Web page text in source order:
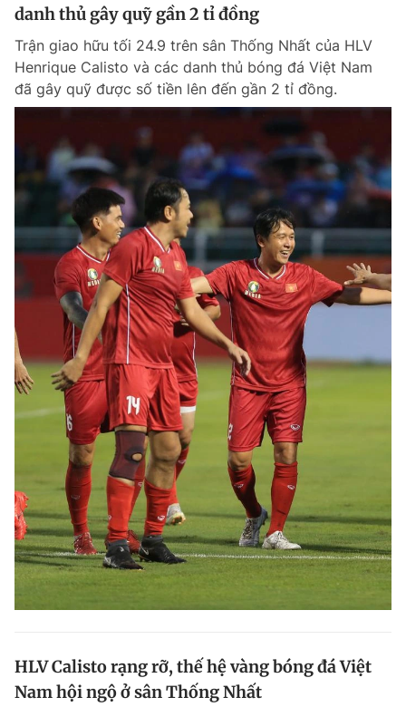
danh thủ gây quỹ gần 2 tỉ đồng
Trận giao hữu tối 24.9 trên sân Thống Nhất của HLV
Henrique Calisto và các danh thủ bóng đá Việt Nam
đã gây quỹ được số tiền lên đến gần 2 tỉ đồng.
HLV Calisto rạng rỡ, thế hệ vàng bóng đá Việt
Nam hội ngộ ở sân Thống Nhất